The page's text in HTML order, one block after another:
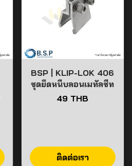
BSP | KLIP-LOK 406
ชุดยึดหนีบลอนเมทัลชีท
49 THB
ติดต่อเรา